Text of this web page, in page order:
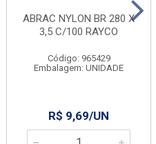
ABRAC NYLON BR 280 X
3,5 C/100 RAYCO
Código: 965429
Embalagem: UNIDADE
R$ 9,69/UN